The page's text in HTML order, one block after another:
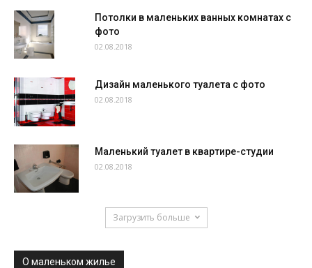
Потолки в маленьких ванных комнатах с
фото
02.08.2018
Дизайн маленького туалета с фото
02.08.2018
Маленький туалет в квартире-студии
02.08.2018
Загрузить больше
О маленьком жилье